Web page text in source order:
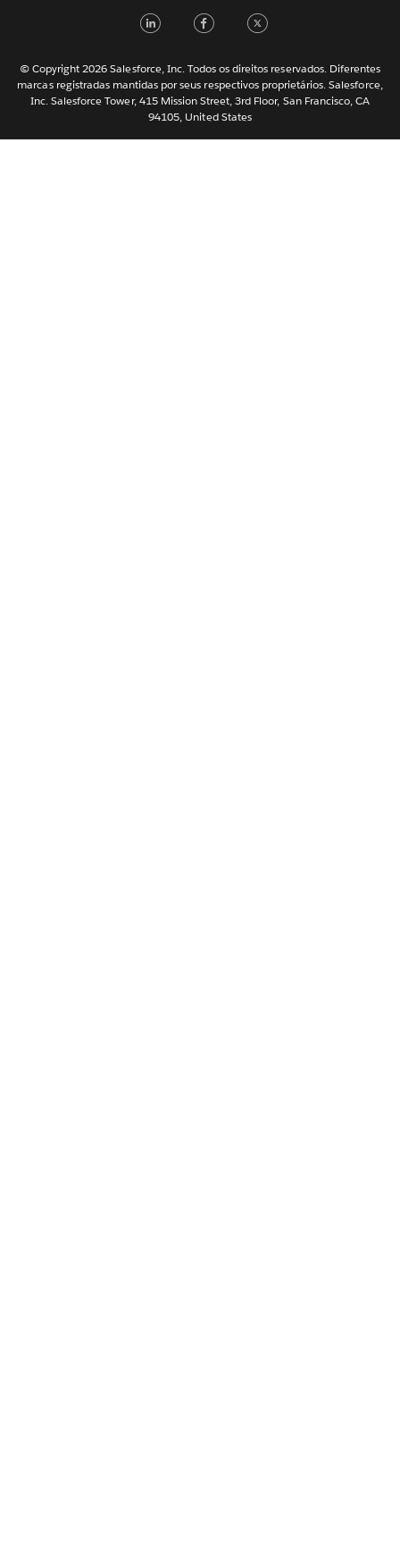
日本語
Nederlands
Svenska
ไทย
简体中文
LinkedInFacebook
© Copyright 2026 Salesforce, Inc. Todos os direitos reservados. Diferentes
marcas registradas mantidas por seus respectivos proprietários. Salesforce,
Inc. Salesforce Tower, 415 Mission Street, 3rd Floor, San Francisco, CA
94105, United States